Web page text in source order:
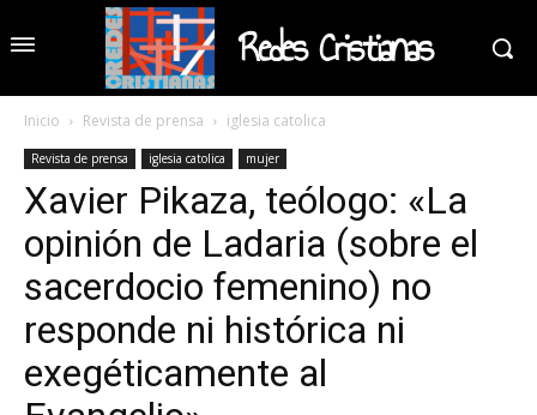
Redes Cristianas
Inicio Revista de prensa iglesia catolica
Revista de prensa iglesia catolica mujer
Xavier Pikaza, teólogo: «La
opinión de Ladaria (sobre el
sacerdocio femenino) no
responde ni histórica ni
exegéticamente al